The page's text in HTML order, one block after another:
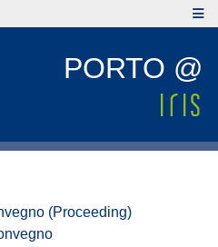
PORTO @
(Proceeding)